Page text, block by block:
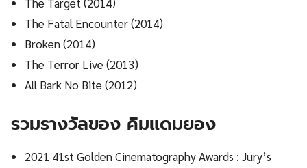
The Target (2014)
The Fatal Encounter (2014)
Broken (2014)
The Terror Live (2013)
All Bark No Bite (2012)
รวมรางวัลของ คิมแดมยอง
2021 41st Golden Cinematography Awards : Jury’s